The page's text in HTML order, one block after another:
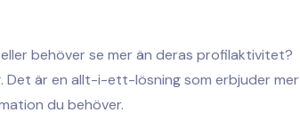
behöver se mer än deras profilaktivitet?
Det är en allt-i-ett-lösning som erbjuder mer
du behöver.